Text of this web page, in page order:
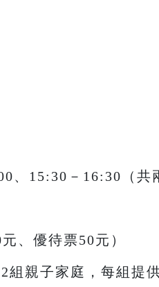
、15:30－16:30（共
、優待票50元）
組親子家庭，每組提